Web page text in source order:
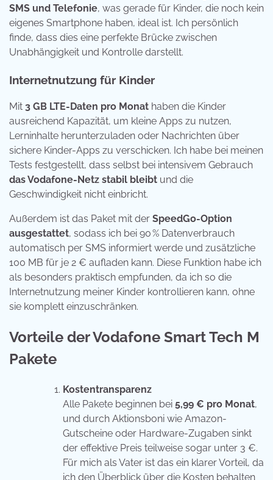
SMS und Telefonie, was gerade für Kinder, die noch kein
eigenes Smartphone haben, ideal ist. Ich persönlich
finde, dass dies eine perfekte Brücke zwischen
Unabhängigkeit und Kontrolle darstellt.
Internetnutzung für Kinder
Mit 3 GB LTE-Daten pro Monat haben die Kinder
ausreichend Kapazität, um kleine Apps zu nutzen,
Lerninhalte herunterzuladen oder Nachrichten über
sichere Kinder-Apps zu verschicken. Ich habe bei meinen
Tests festgestellt, dass selbst bei intensivem Gebrauch
das Vodafone-Netz stabil bleibt und die
Geschwindigkeit nicht einbricht.
Außerdem ist das Paket mit der SpeedGo-Option
ausgestattet, sodass ich bei 90 % Datenverbrauch
automatisch per SMS informiert werde und zusätzliche
100 MB für je 2 € aufladen kann. Diese Funktion habe ich
als besonders praktisch empfunden, da ich so die
Internetnutzung meiner Kinder kontrollieren kann, ohne
sie komplett einzuschränken.
Vorteile der Vodafone Smart Tech M
Pakete
Kostentransparenz
Alle Pakete beginnen bei 5,99 € pro Monat,
und durch Aktionsboni wie Amazon-
Gutscheine oder Hardware-Zugaben sinkt
der effektive Preis teilweise sogar unter 3 €.
Für mich als Vater ist das ein klarer Vorteil, da
ich den Überblick über die Kosten behalten